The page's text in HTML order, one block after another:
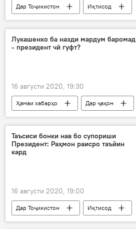
Дар Тоҷикистон
Иқтисод
Хуррамшаҳр
Душанбе
Лукашенко ба назди мардум баромад
- президент чӣ гуфт?
16 августи 2020, 19:30
Ҳамаи хабарҳо Дар ҷаҳон
Александр Лукашенко
Белорус
суханронӣ
Таъсиси бонки нав бо супориши
Президент: Раҳмон раисро таъйин
кард
16 августи 2020, 19:00
Дар Тоҷикистон
Иқтисод
Эмомалӣ Раҳмон